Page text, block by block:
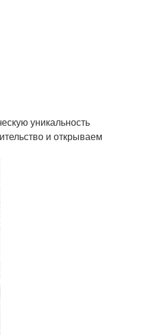
уникальность
и открываем